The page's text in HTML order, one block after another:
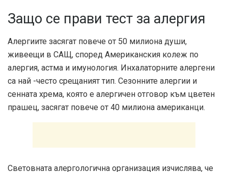
Защо се прави тест за алергия
Алергиите засягат повече от 50 милиона души,
живеещи в САЩ, според Американския колеж по
алергия, астма и имунология. Инхалаторните алергени
са най -често срещаният тип. Сезонните алергии и
сенната хрема, която е алергичен отговор към цветен
прашец, засягат повече от 40 милиона американци.
Световната алергологична организация изчислява, че